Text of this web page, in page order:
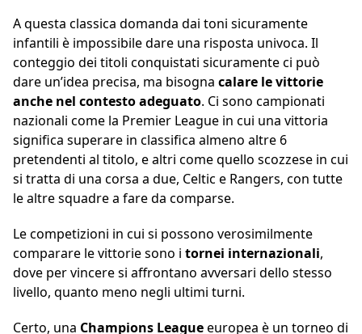
A questa classica domanda dai toni sicuramente
infantili è impossibile dare una risposta univoca. Il
conteggio dei titoli conquistati sicuramente ci può
dare un’idea precisa, ma bisogna calare le vittorie
anche nel contesto adeguato. Ci sono campionati
nazionali come la Premier League in cui una vittoria
significa superare in classifica almeno altre 6
pretendenti al titolo, e altri come quello scozzese in cui
si tratta di una corsa a due, Celtic e Rangers, con tutte
le altre squadre a fare da comparse.
Le competizioni in cui si possono verosimilmente
comparare le vittorie sono i tornei internazionali,
dove per vincere si affrontano avversari dello stesso
livello, quanto meno negli ultimi turni.
Certo, una Champions Leagueeuropea è un torneo di